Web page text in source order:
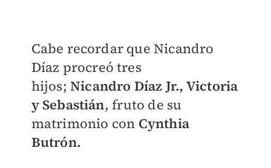
Cabe recordar que Nicandro
Díaz procreó tres
hijos; Nicandro Díaz Jr., Victoria
y Sebastián, fruto de su
matrimonio con Cynthia
Butrón.